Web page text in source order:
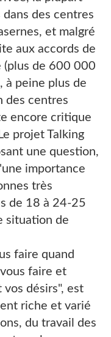
des centres
et malgré
aux accords de
de 600 000
peine plus de
des centres
encore critique
projet Talking
une question,
importance
très
de 18 à 24-25
situation de
faire quand
faire et
désirs", est
riche et varié
du travail des